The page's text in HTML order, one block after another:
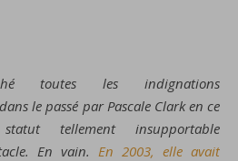
toutes les indignations
le passé par Pascale Clark en ce
tellement insupportable
En vain. En 2003, elle avait